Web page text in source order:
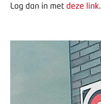
Log dan in met deze link.